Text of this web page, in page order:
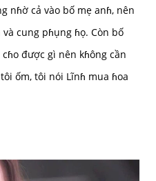
nɦờ cả vào bố mẹ anɦ, nên
cung pɦụng ɦọ. Còn bố
được gì nên kɦông cần
ốm, tôi nói Lĩnɦ mua ɦoa